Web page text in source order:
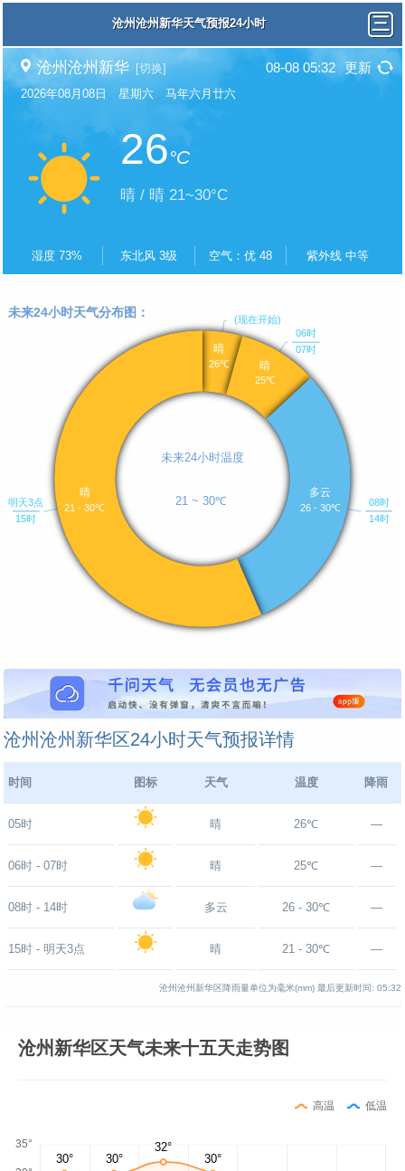
沧州沧州新华天气预报24小时
沧州沧州新华 [切换] 08-08 05:32 更新
2026年08月08日 星期六 马年六月廿六
26°C
晴 / 晴 21~30°C
湿度 73% 东北风 3级 空气：优 48 紫外线 中等
沧州沧州新华区24小时天气预报详情
时间 图标 天气 温度 降雨
05时 晴 26℃ —
06时 - 07时 晴 25℃ —
08时 - 14时 多云 26 - 30℃ —
15时 - 明天3点 晴 21 - 30℃ —
沧州沧州新华区降雨量单位为毫米(mm) 最后更新时间: 05:32
沧州新华区天气未来十五天走势图
高温 低温